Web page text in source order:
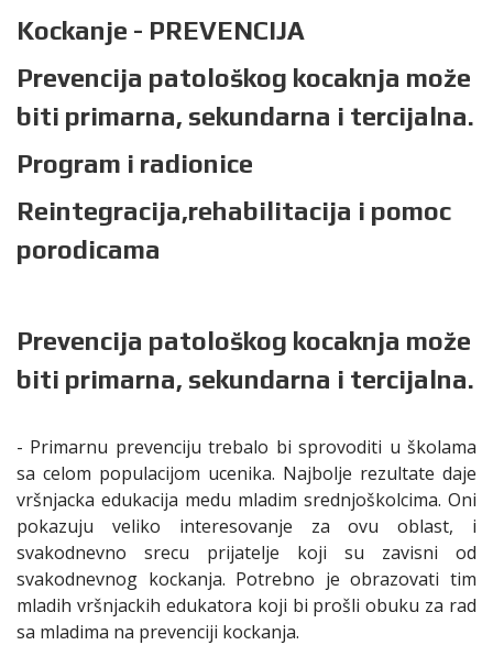
Kockanje - PREVENCIJA
Prevencija patološkog kocaknja može
biti primarna, sekundarna i tercijalna.
Program i radionice
Reintegracija,rehabilitacija i pomoc
porodicama
Prevencija patološkog kocaknja može
biti primarna, sekundarna i tercijalna.
- Primarnu prevenciju trebalo bi sprovoditi u školama
sa celom populacijom ucenika. Najbolje rezultate daje
vršnjacka edukacija medu mladim srednjoškolcima. Oni
pokazuju veliko interesovanje za ovu oblast, i
svakodnevno srecu prijatelje koji su zavisni od
svakodnevnog kockanja. Potrebno je obrazovati tim
mladih vršnjackih edukatora koji bi prošli obuku za rad
sa mladima na prevenciji kockanja.